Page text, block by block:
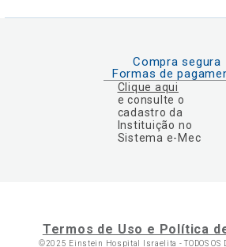
Compra segura
Formas de
Clique aqui
e consulte o
cadastro da
Instituição no
Sistema e-Mec
Termos de Uso e Política
©2025 Einstein Hospital Israelita - TODOS